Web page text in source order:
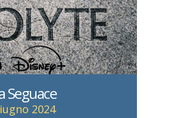
Seguace
2024